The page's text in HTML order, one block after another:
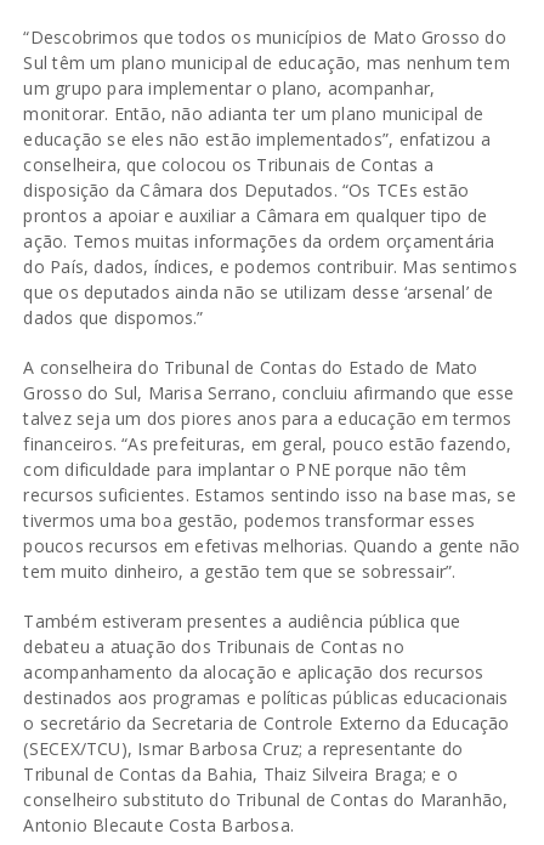
“Descobrimos que todos os municípios de Mato Grosso do
Sul têm um plano municipal de educação, mas nenhum tem
um grupo para implementar o plano, acompanhar,
monitorar. Então, não adianta ter um plano municipal de
educação se eles não estão implementados”, enfatizou a
conselheira, que colocou os Tribunais de Contas a
disposição da Câmara dos Deputados. “Os TCEs estão
prontos a apoiar e auxiliar a Câmara em qualquer tipo de
ação. Temos muitas informações da ordem orçamentária
do País, dados, índices, e podemos contribuir. Mas sentimos
que os deputados ainda não se utilizam desse ‘arsenal’ de
dados que dispomos.”
A conselheira do Tribunal de Contas do Estado de Mato
Grosso do Sul, Marisa Serrano, concluiu afirmando que esse
talvez seja um dos piores anos para a educação em termos
financeiros. “As prefeituras, em geral, pouco estão fazendo,
com dificuldade para implantar o PNE porque não têm
recursos suficientes. Estamos sentindo isso na base mas, se
tivermos uma boa gestão, podemos transformar esses
poucos recursos em efetivas melhorias. Quando a gente não
tem muito dinheiro, a gestão tem que se sobressair”.
Também estiveram presentes a audiência pública que
debateu a atuação dos Tribunais de Contas no
acompanhamento da alocação e aplicação dos recursos
destinados aos programas e políticas públicas educacionais
o secretário da Secretaria de Controle Externo da Educação
(SECEX/TCU), Ismar Barbosa Cruz; a representante do
Tribunal de Contas da Bahia, Thaiz Silveira Braga; e o
conselheiro substituto do Tribunal de Contas do Maranhão,
Antonio Blecaute Costa Barbosa.